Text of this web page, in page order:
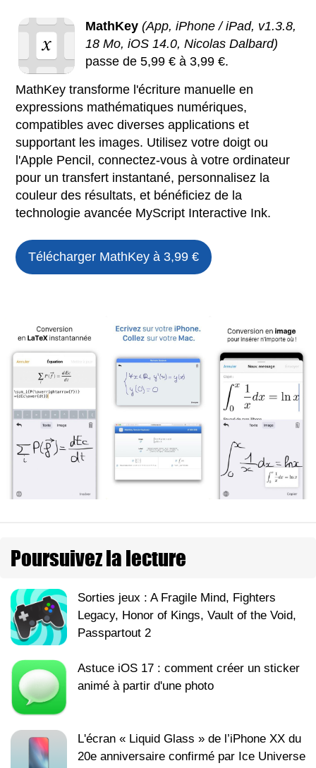
MathKey (App, iPhone / iPad, v1.3.8,
18 Mo, iOS 14.0, Nicolas Dalbard)
passe de 5,99 € à 3,99 €.
MathKey transforme l'écriture manuelle en
expressions mathématiques numériques,
compatibles avec diverses applications et
supportant les images. Utilisez votre doigt ou
l'Apple Pencil, connectez-vous à votre ordinateur
pour un transfert instantané, personnalisez la
couleur des résultats, et bénéficiez de la
technologie avancée MyScript Interactive Ink.
Télécharger MathKey à 3,99 €
Poursuivez la lecture
Sorties jeux : A Fragile Mind, Fighters
Legacy, Honor of Kings, Vault of the Void,
Passpartout 2
Astuce iOS 17 : comment créer un sticker
animé à partir d'une photo
L'écran « Liquid Glass » de l’iPhone XX du
20e anniversaire confirmé par Ice Universe